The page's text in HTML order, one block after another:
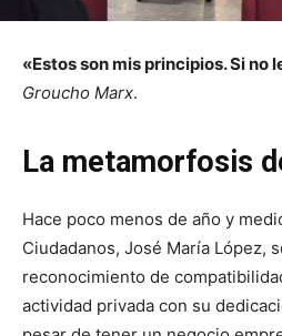
«Estos son mis principios. Si no
Groucho Marx.
La metamorfosis
Hace poco menos de año y
Ciudadanos, José María López,
reconocimiento de
actividad privada con su